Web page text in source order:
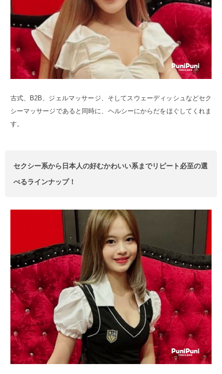
古式、B2B、ジェルマッサージ、そしてスウェーディッシュなどセク
シーマッサージであると同時に、ヘルシーにからだをほぐしてくれま
す。
セクシー系から日本人の好むかわいい系までリピート必至の選
べるラインナップ！